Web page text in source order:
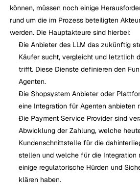
können, müssen noch einige
rund um die im Prozess beteiligten
werden. Die Hauptakteure sind hierbei:
Die Anbieter des LLM das zukünftig
Käufer sucht, vergleicht und letztlich
trifft. Diese Dienste definieren den
Agenten.
Die Shopsystem Anbieter oder
eine Integration für Agenten anbieten
Die Payment Service Provider sind
Abwicklung der Zahlung, welche
Kundenschnittstelle für die
stellen und welche für die Integration
einige regulatorische Hürden und
klären haben.